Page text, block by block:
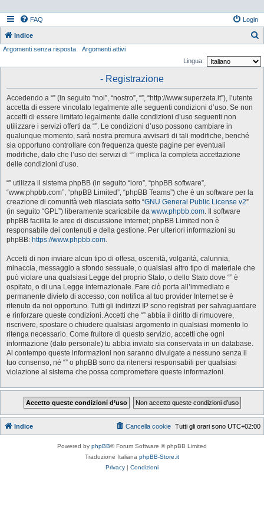
FAQ Login
Indice
Argomenti senza risposta
Argomenti attivi
Lingua:
- Registrazione
Accedendo a “” (in seguito “noi”, “nostro”, “”, “http://www.superzeta.it”), l’utente
accetta di essere vincolato legalmente alle seguenti condizioni d’uso. Se non
accetti di essere limitato legalmente dalle condizioni d’uso seguenti non
utilizzare i servizi offerti da “”. Le condizioni d’uso possono cambiare in
qualunque momento, sarà nostra premura avvisarti di tali modifiche, benché
sia opportuno controllare con frequenza queste pagine per eventuali
modifiche, dato che l’uso dei servizi di “” implica la completa accettazione
delle condizioni d’uso.
“” utilizza il sistema phpBB (in seguito “loro”, “phpBB software”,
“www.phpbb.com”, “phpBB Limited”, “phpBB Teams”) che è un software per la
creazione di comunità web rilasciata sotto “GNU General Public License v2”
(in seguito “GPL”) liberamente scaricabile da www.phpbb.com. Il software
phpBB facilita le aree di discussione internet; phpBB Limited non è
responsabile dei contenuti e della gestione. Per ulteriori informazioni su
phpBB: https://www.phpbb.com.
Accetti di non inviare alcun tipo di offesa, oscenità, volgarità, calunnia,
minaccia, messaggio a sfondo sessuale, o qualsiasi altro tipo di materiale che
può violare una qualsiasi Legge del proprio Stato, o dello Stato dove “” è
ospitato, o di una Legge internazionale. Fare ciò porta all’immediato e
permanente divieto di accesso, con notifica al tuo provider Internet se è
ritenuto da noi opportuno. Tutti gli indirizzi IP sono registrati per salvaguardare
e rinforzare queste condizioni. Accetti che “” abbia il diritto di rimuovere,
riscrivere, spostare o chiudere qualsiasi argomento in qualsiasi momento lo
ritenga necessario. Come fruitore di questo servizio, accetti che ogni
informazione (dato personale) tu abbia inviato sia conservata in un database.
Al contempo queste informazioni non saranno divulgate a nessuno senza il
tuo consenso, né “” o phpBB sono da ritenersi responsabili per qualsiasi
violazione al sistema che possa compromettere queste informazioni.
Indice Tutti gli orari sono UTC+02:00
Cancella cookie
Powered by phpBB® Forum Software © phpBB Limited
Traduzione Italiana phpBB-Store.it
Privacy | Condizioni